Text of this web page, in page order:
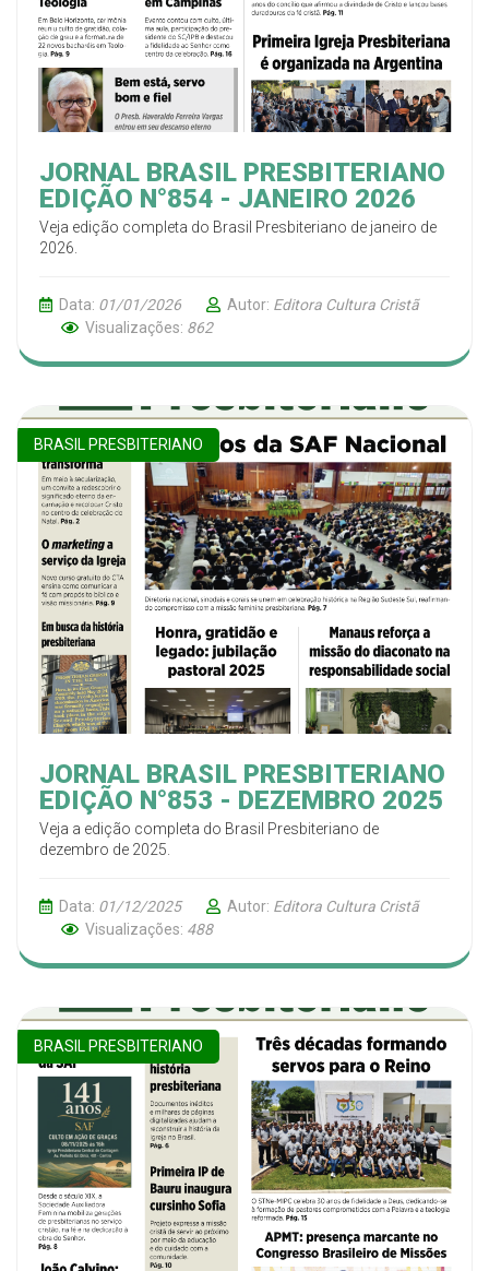
JORNAL BRASIL PRESBITERIANO
EDIÇÃO N°854 - JANEIRO 2026
Veja edição completa do Brasil Presbiteriano de janeiro de
2026.
Data: 01/01/2026 Autor: Editora Cultura Cristã
Visualizações: 862
BRASIL PRESBITERIANO
JORNAL BRASIL PRESBITERIANO
EDIÇÃO N°853 - DEZEMBRO 2025
Veja a edição completa do Brasil Presbiteriano de
dezembro de 2025.
Data: 01/12/2025 Autor: Editora Cultura Cristã
Visualizações: 488
BRASIL PRESBITERIANO